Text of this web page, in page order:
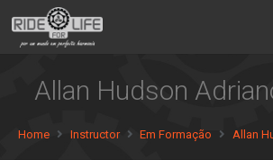
Allan Hudson
Home Instructor Em Formação Allan